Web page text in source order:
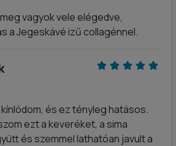
vagyok vele elégedve,
a Jegeskávé izű collagénnel.
és ez tényleg hatásos.
ezt a keveréket, a sima
és szemmel lathatóan javult a